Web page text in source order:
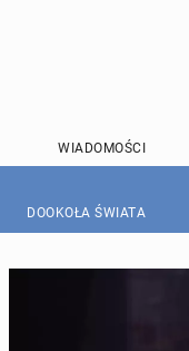
WIADOMOŚCI
DOOKOŁA ŚWIATA